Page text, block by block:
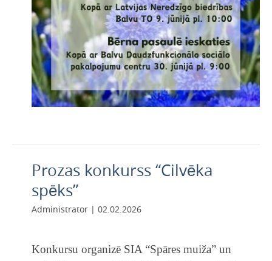
Prozas konkurss “Cilvēka
spēks”
Administrator | 02.02.2026
Konkursu organizē SIA “Spāres muiža” un